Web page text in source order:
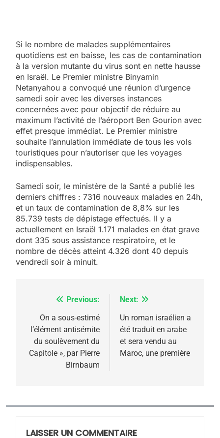
Si le nombre de malades supplémentaires
quotidiens est en baisse, les cas de contamination
à la version mutante du virus sont en nette hausse
en Israël. Le Premier ministre Binyamin
Netanyahou a convoqué une réunion d’urgence
samedi soir avec les diverses instances
concernées avec pour objectif de réduire au
maximum l’activité de l’aéroport Ben Gourion avec
effet presque immédiat. Le Premier ministre
souhaite l’annulation immédiate de tous les vols
touristiques pour n’autoriser que les voyages
indispensables.
Samedi soir, le ministère de la Santé a publié les
derniers chiffres : 7316 nouveaux malades en 24h,
et un taux de contamination de 8,8% sur les
85.739 tests de dépistage effectués. Il y a
actuellement en Israël 1.171 malades en état grave
dont 335 sous assistance respiratoire, et le
nombre de décès atteint 4.326 dont 40 depuis
vendredi soir à minuit.
Navigation
l’article
Previous:
On a sous-estimé
l’élément antisémite
du soulèvement du
Capitole », par Pierre
Birnbaum
Next:
Un roman israélien a
été traduit en arabe
et sera vendu au
Maroc, une première
LAISSER UN COMMENTAIRE
5
2025, l’année la plus
meurtrière selon le
l’antisémitisme
FIÈRE, DIGNE ET RÉSILIENTE :
POURQUOI JE REVENDIQUE
MA JUDAÏTE par Thérèse
Zrihen-Dvir
ISRAÉL JUDAISME
JUDAISME
8